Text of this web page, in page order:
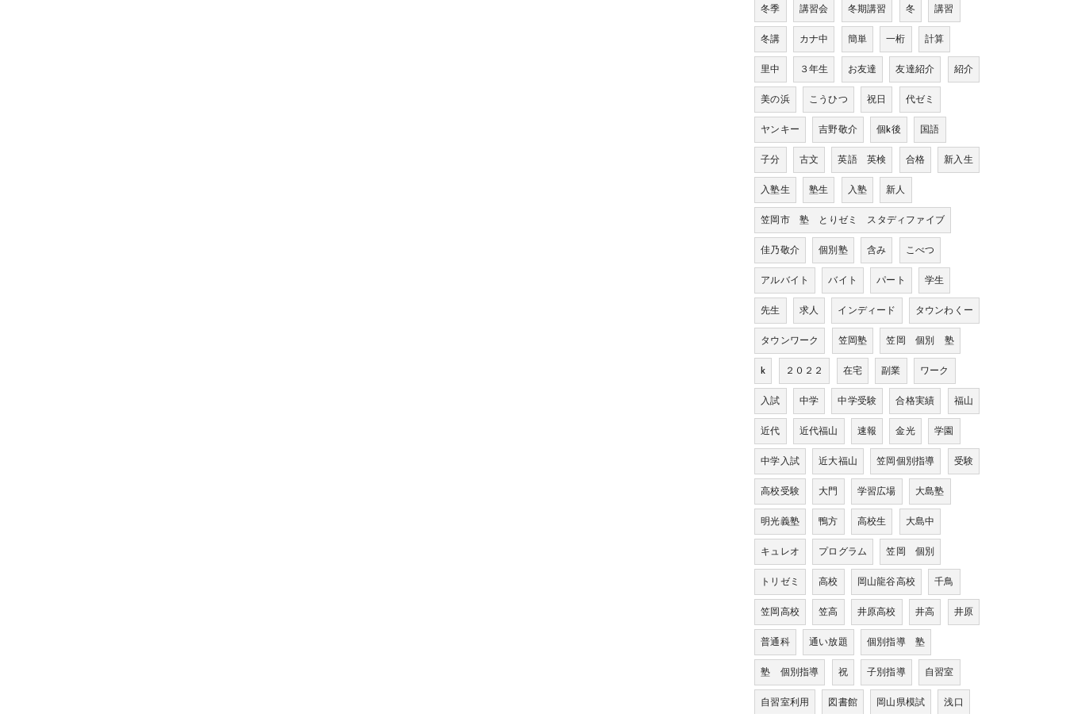
冬季
講習会 冬期講習 冬
講習
冬講
カナ中 簡単 一桁
計算
里中
３年生 お友達 友達紹介
紹介
美の浜
こうひつ 祝日
代ゼミ
ヤンキー
吉野敬介 個k後
国語
子分
古文 英語 英検 合格
新入生
入塾生
塾生 入塾
新人
笠岡市 塾 とりゼミ スタディファイブ
佳乃敬介
個別塾 含み
こべつ
アルバイト
バイト パート
学生
先生
求人 インディード
タウンわくー
タウンワーク
笠岡塾
笠岡 個別 塾
k
２０２２ 在宅 副業
ワーク
入試
中学 中学受験 合格実績
福山
近代
近代福山 速報 金光
学園
中学入試
近大福山 笠岡個別指導
受験
高校受験
大門 学習広場
大島塾
明光義塾
鴨方 高校生
大島中
キュレオ
プログラム
笠岡 個別
トリゼミ
高校 岡山龍谷高校
千鳥
笠岡高校
笠高 井原高校 井高
井原
普通科
通い放題
個別指導 塾
塾 個別指導
祝 子別指導
自習室
自習室利用
図書館 岡山県模試
浅口